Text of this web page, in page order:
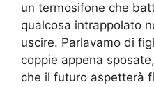
un termosifone che
qualcosa intrappolato
uscire. Parlavamo di
coppie appena
che il futuro aspetterà